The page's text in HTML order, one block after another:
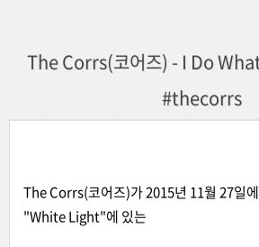
The Corrs(코어즈) - I Do
#thecorrs
The Corrs(코어즈)가 2015년 11월 27일
"White Light"에 있는